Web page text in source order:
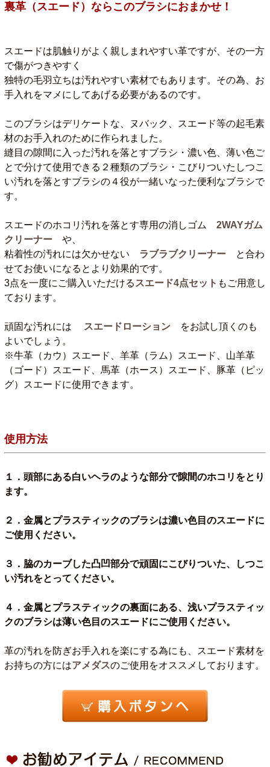
裏革（スエード）ならこのブラシにおまかせ！
スエードは肌触りがよく親しまれやすい革ですが、その一方
で傷がつきやすく
独特の毛羽立ちは汚れやすい素材でもあります。その為、お
手入れをマメにしてあげる必要があるのです。
このブラシはデリケートな、ヌバック、スエード等の起毛素
材のお手入れのために作られました。
縫目の隙間に入った汚れを落とすブラシ・濃い色、薄い色ご
とで分けて使用できる２種類のブラシ・こびりついたしつこ
い汚れを落とすブラシの４役が一緒いなった便利なブラシで
す。
スエードのホコリ汚れを落とす専用の消しゴム 2WAYガム
クリーナー や、
粘着性の汚れには欠かせない ラブラブクリーナー と合わ
せてお使いになるとより効果的です。
3点を一度にご購入いただける スエード4点セット もご用意し
ております。
頑固な汚れには スエードローション をお試し頂くのも
よいでしょう。
※牛革（カウ）スエード、羊革（ラム）スエード、山羊革
（ゴード）スエード、馬革（ホース）スエード、豚革（ピッ
グ）スエードに使用できます。
使用方法
１．頭部にある白いヘラのような部分で隙間のホコリをとり
ます。
２．金属とプラスティックのブラシは濃い色目のスエードに
ご使用ください。
３．脇のカーブした凸凹部分で頑固にこびりついた、しつこ
い汚れをとってください。
４．金属とプラスティックの裏面にある、浅いプラスティッ
クのブラシは薄い色目のスエードにご使用ください。
革の汚れを防ぎお手入れを楽にする為にも、スエード素材を
お持ちの方にはアメダスのご使用をオススメしております。